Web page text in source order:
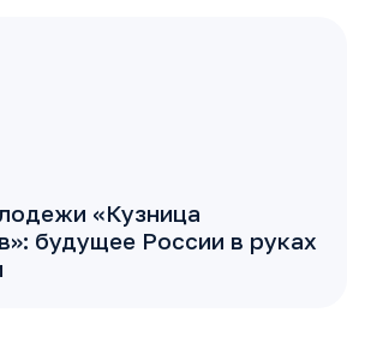
«Кузница
будущее России в руках